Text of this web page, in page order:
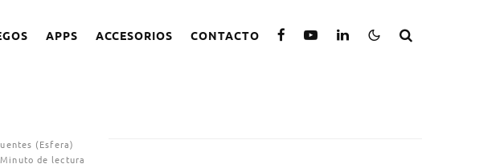
APPS ACCESORIOS CONTACTO
(Esfera)
de lectura